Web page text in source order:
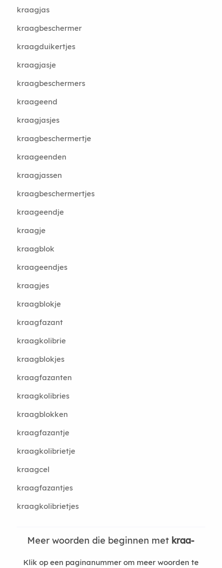
kraagjas
kraagbeschermer
kraagduikertjes
kraagjasje
kraagbeschermers
kraageend
kraagjasjes
kraagbeschermertje
kraageenden
kraagjassen
kraagbeschermertjes
kraageendje
kraagje
kraagblok
kraageendjes
kraagjes
kraagblokje
kraagfazant
kraagkolibrie
kraagblokjes
kraagfazanten
kraagkolibries
kraagblokken
kraagfazantje
kraagkolibrietje
kraagcel
kraagfazantjes
kraagkolibrietjes
Meer woorden die beginnen met kraa-
Klik op een paginanummer om meer woorden te